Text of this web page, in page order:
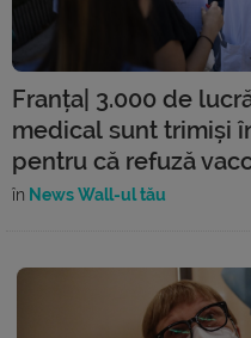
Franța| 3.000 de
medical sunt trimiși
pentru că refuză
în News Wall-ul tău